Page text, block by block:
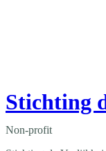
Stichting
Non-profit